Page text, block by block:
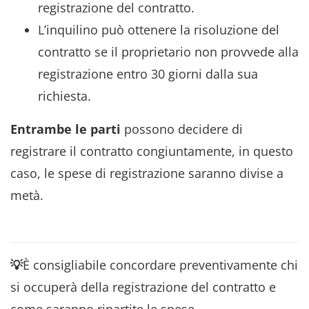
registrazione del contratto.
L’inquilino può ottenere la risoluzione del
contratto se il proprietario non provvede alla
registrazione entro 30 giorni dalla sua
richiesta.
Entrambe le parti possono decidere di
registrare il contratto congiuntamente, in questo
caso, le spese di registrazione saranno divise a
metà.
💡È consigliabile concordare preventivamente chi
si occuperà della registrazione del contratto e